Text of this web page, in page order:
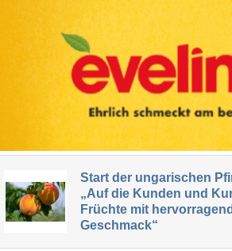
Start der ungarischen
„Auf die Kunden und
Früchte mit
Geschmack“